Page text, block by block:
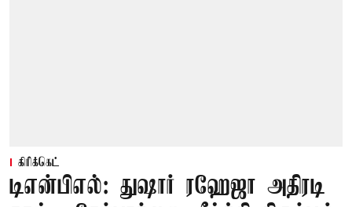
கிரிக்கெட்
டிஎன்பிஎல்: துஷார் ரஹேஜா அதிரடி